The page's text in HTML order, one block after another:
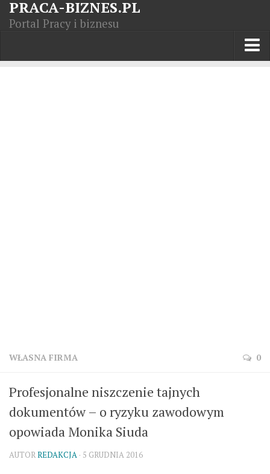
PRACA-BIZNES.PL
Portal Pracy i biznesu
WŁASNA FIRMA 0
Profesjonalne niszczenie tajnych
dokumentów – o ryzyku zawodowym
opowiada Monika Siuda
AUTORREDAKCJA · 5 GRUDNIA 2016